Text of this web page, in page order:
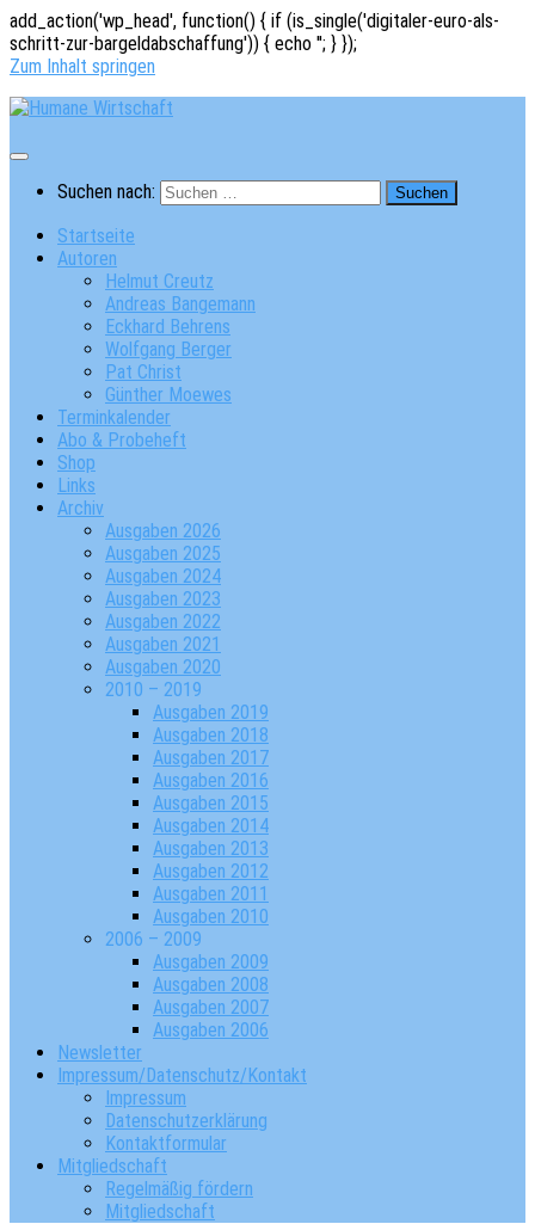
add_action('wp_head', function() { if (is_single('digitaler-euro-als-
schritt-zur-bargeldabschaffung')) { echo ''; } });
Zum Inhalt springen
Suchen nach:
Startseite
Autoren
Helmut Creutz
Andreas Bangemann
Eckhard Behrens
Wolfgang Berger
Pat Christ
Günther Moewes
Terminkalender
Abo & Probeheft
Shop
Links
Archiv
Ausgaben 2026
Ausgaben 2025
Ausgaben 2024
Ausgaben 2023
Ausgaben 2022
Ausgaben 2021
Ausgaben 2020
2010 – 2019
Ausgaben 2019
Ausgaben 2018
Ausgaben 2017
Ausgaben 2016
Ausgaben 2015
Ausgaben 2014
Ausgaben 2013
Ausgaben 2012
Ausgaben 2011
Ausgaben 2010
2006 – 2009
Ausgaben 2009
Ausgaben 2008
Ausgaben 2007
Ausgaben 2006
Newsletter
Impressum/Datenschutz/Kontakt
Impressum
Datenschutzerklärung
Kontaktformular
Mitgliedschaft
Regelmäßig fördern
Mitgliedschaft